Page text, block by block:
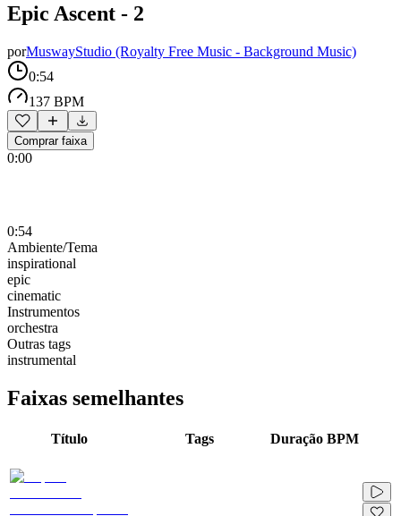
Epic Ascent - 2
porMuswayStudio (Royalty Free Music - Background Music)
0:54
137 BPM
Comprar faixa
0:00
0:54
Ambiente/Tema
inspirational
epic
cinematic
Instrumentos
orchestra
Outras tags
instrumental
Faixas semelhantes
Título Tags Duração BPM